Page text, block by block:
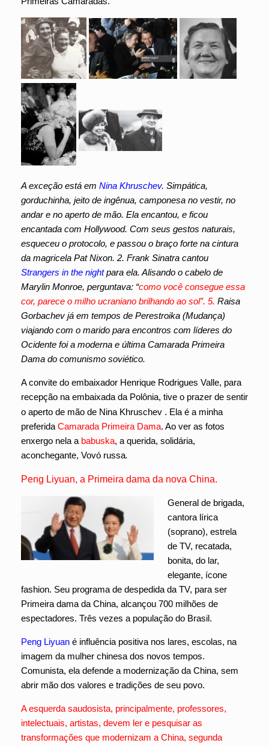
A exceção está em Nina Khruschev. Simpática,
gorduchinha, jeito de ingênua, camponesa no vestir, no
andar e no aperto de mão. Ela encantou, e ficou
encantada com Hollywood. Com seus gestos naturais,
esqueceu o protocolo, e passou o braço forte na cintura
da magricela Pat Nixon. 2. Frank Sinatra cantou
Strangers in the nightpara ela. Alisando o cabelo de
Marylin Monroe, perguntava: “como você consegue essa
cor, parece o milho ucraniano brilhando ao sol”. 5. Raisa
Gorbachev já em tempos de Perestroika (Mudança)
viajando com o marido para encontros com líderes do
Ocidente foi a moderna e última Camarada Primeira
Dama do comunismo soviético.
A convite do embaixador Henrique Rodrigues Valle, para
recepção na embaixada da Polônia, tive o prazer de sentir
o aperto de mão de Nina Khruschev . Ela é a minha
preferida Camarada Primeira Dama. Ao ver as fotos
enxergo nela a babuska, a querida, solidária,
aconchegante, Vovó russa.
Peng Liyuan, a Primeira dama da nova China.
General de brigada,
cantora lírica
(soprano), estrela
de TV, recatada,
bonita, do lar,
elegante, ícone
fashion. Seu programa de despedida da TV, para ser
Primeira dama da China, alcançou 700 milhões de
espectadores. Três vezes a população do Brasil.
Peng Liyuan é influência positiva nos lares, escolas, na
imagem da mulher chinesa dos novos tempos.
Comunista, ela defende a modernização da China, sem
abrir mão dos valores e tradições de seu povo.
A esquerda saudosista, principalmente, professores,
intelectuais, artistas, devem ler e pesquisar as
transformações que modernizam a China, segunda